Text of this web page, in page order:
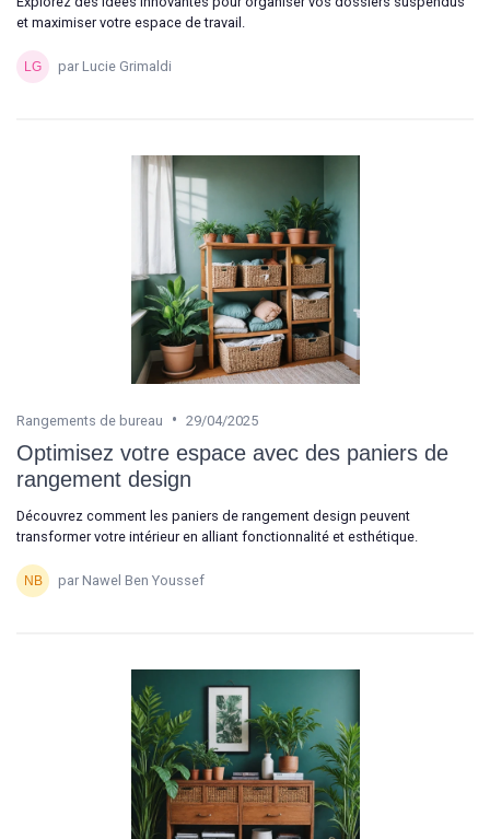
et maximiser votre espace de travail.
par Lucie Grimaldi
Rangements de bureau • 29/04/2025
Optimisez votre espace avec des paniers de
rangement design
Découvrez comment les paniers de rangement design peuvent
transformer votre intérieur en alliant fonctionnalité et esthétique.
par Nawel Ben Youssef